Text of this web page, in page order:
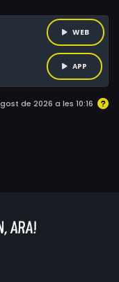
WEB
APP
de 2026 a les 10:16